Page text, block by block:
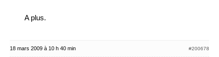
A plus.
18 mars 2009 à 10 h 40 min #200678